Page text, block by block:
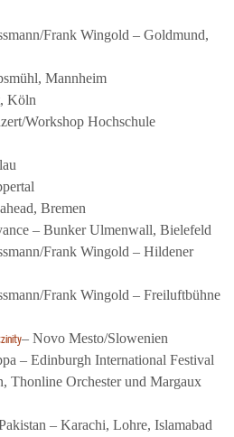
Frank Wingold – Goldmund,
Mannheim
Köln
Workshop Hochschule
Bremen
– Bunker Ulmenwall, Bielefeld
Frank Wingold – Hildener
Frank Wingold – Freiluftbühne
– Novo Mesto/Slowenien
– Edinburgh International Festival
Thonline Orchester und Margaux
– Karachi, Lohre, Islamabad